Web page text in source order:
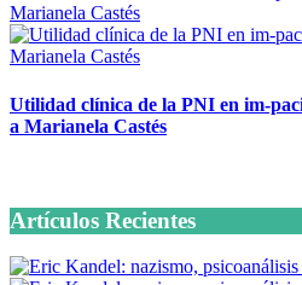
Utilidad clínica de la PNI en im-
a Marianela Castés
Artículos Recientes